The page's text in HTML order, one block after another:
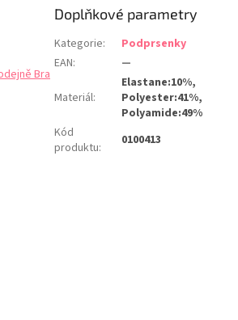
Bra
Doplňkové parametry
Kategorie:
Podprsenky
EAN: —
Materiál:
Elastane:10%,
Polyester:41%,
Polyamide:49%
Kód
produktu: 0100413